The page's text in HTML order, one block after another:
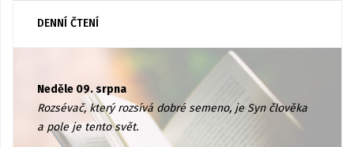
DENNÍ ČTENÍ
Neděle 09. srpna
Rozsévač, který rozsívá dobré semeno, je Syn člověka
a pole je tento svět.